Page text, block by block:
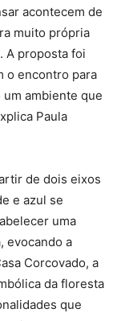
acontecem de
muito própria
A proposta foi
o encontro para
ambiente que
Paula
de dois eixos
e azul se
uma
evocando a
Corcovado, a
da floresta
que